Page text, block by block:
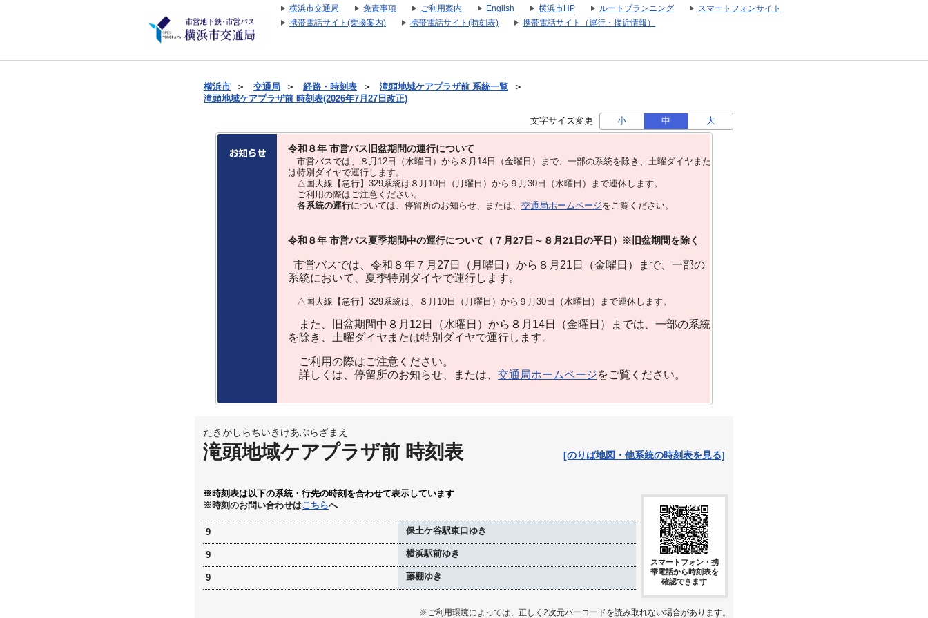
横浜市交通局 免責事項 ご利用案内 English 横浜市HP ルートプランニング
スマートフォンサイト
携帯電話サイト(乗換案内)
携帯電話サイト(時刻表) 携帯電話サイト（運行・接近情報）
横浜市 ＞ 交通局 ＞ 経路・時刻表 ＞ 滝頭地域ケアプラザ前 系統一覧 ＞
滝頭地域ケアプラザ前 時刻表(2026年7月27日改正)
文字サイズ変更 小 中 大
令和８年 市営バス旧盆期間の運行について
市営バスでは、８⽉12⽇（水曜日）から８⽉14⽇（金曜日）まで、⼀部の系統を除き、⼟曜ダイヤまた
は特別ダイヤで運⾏します。
△国大線【急行】329系統は８月10日（月曜日）から９月30日（水曜日）まで運休します。
ご利用の際はご注意ください。
各系統の運行については、停留所のお知らせ、または、 交通局ホームページをご覧ください。
令和８年 市営バス夏季期間中の運行について（７月27日～８月21日の平日）※旧盆期間を除く
市営バスでは、令和８年７月27日（月曜日）から８月21日（金曜日）まで、一部の
系統において、夏季特別ダイヤで運行します。
△国大線【急行】329系統は、８月10日（月曜日）から９月30日（水曜日）まで運休します。
また、旧盆期間中８月12日（水曜日）から８月14日（金曜日）までは、一部の系統
を除き、土曜ダイヤまたは特別ダイヤで運行します。
ご利用の際はご注意ください。
詳しくは、停留所のお知らせ、または、 交通局ホームページをご覧ください。
たきがしらちいきけあぷらざまえ
滝頭地域ケアプラザ前 時刻表 [のりば地図・他系統の時刻表を見る]
※時刻表は以下の系統・行先の時刻を合わせて表示しています
※時刻のお問い合わせはこちらへ
9 保土ケ谷駅東口ゆき
9 横浜駅前ゆき
9 藤棚ゆき
スマートフォン・携
帯電話から時刻表を
確認できます
※ご利用環境によっては、正しく2次元バーコードを読み取れない場合があります。